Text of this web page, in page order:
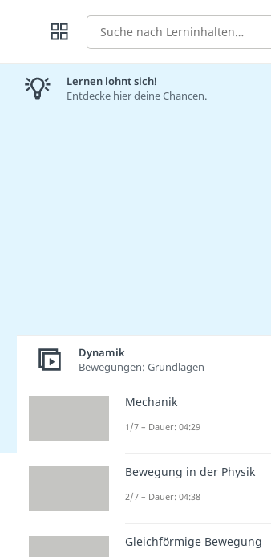
Suche
Lernen lohnt sich!
Entdecke hier deine Chancen.
Dynamik
Bewegungen: Grundlagen
Mechanik
1/7 – Dauer: 04:29
Bewegung in der Physik
2/7 – Dauer: 04:38
Gleichförmige Bewegung